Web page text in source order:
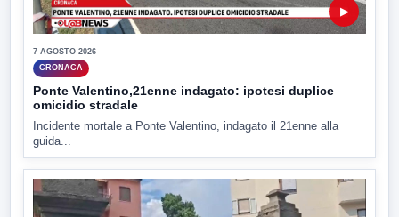
▶
7 AGOSTO 2026
CRONACA
Ponte Valentino,21enne indagato: ipotesi duplice
omicidio stradale
Incidente mortale a Ponte Valentino, indagato il 21enne alla
guida...